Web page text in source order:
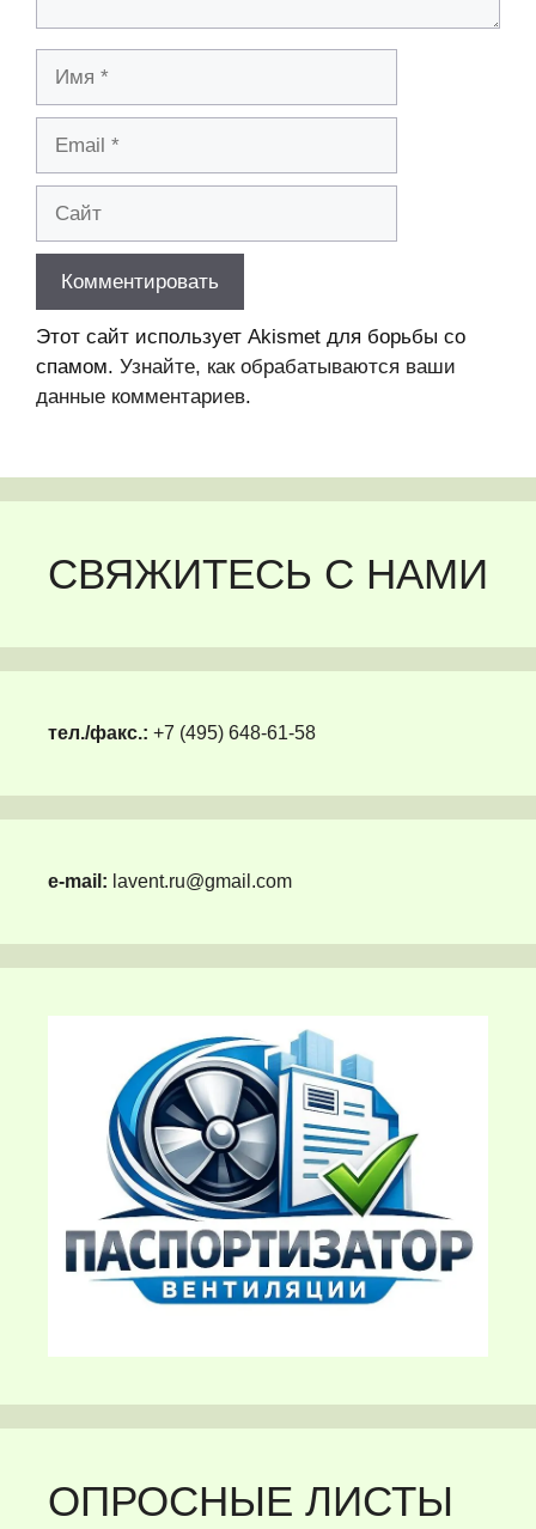
Этот сайт использует Akismet для борьбы со
спамом. Узнайте, как обрабатываются ваши
данные комментариев.
СВЯЖИТЕСЬ С НАМИ
тел./факс.: +7 (495) 648-61-58
e-mail: lavent.ru@gmail.com
ОПРОСНЫЕ ЛИСТЫ